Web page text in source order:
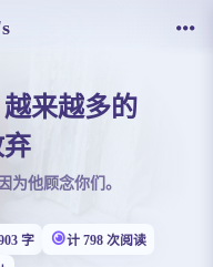
来越多的
为他顾念你们。
字
计 798 次阅读